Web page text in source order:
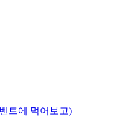
트에 먹어보고)